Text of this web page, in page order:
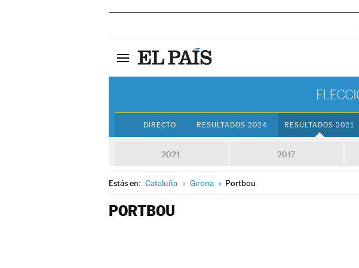
DIRECTO RESULTADOS 2024 RESULTADOS 2021
2021 2017
Estás en: Cataluña » Girona » Portbou
PORTBOU